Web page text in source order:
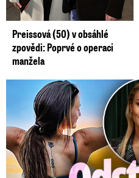
Preissová (50) v obsáhlé
zpovědi: Poprvé o operaci
manžela
Germáni z Jejího těla: Odstěhuj